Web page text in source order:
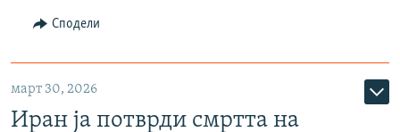
Сподели
март 30, 2026
Иран ја потврди смртта на